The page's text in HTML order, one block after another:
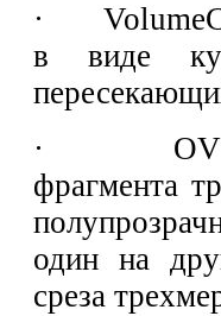
· VolumeCT
в виде
· OVIX
фрагмента
один на
среза